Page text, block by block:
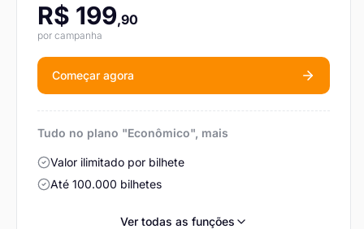
R$ 199,90
por campanha
Começar agora
Tudo no plano "Econômico", mais
Valor ilimitado por bilhete
Até 100.000 bilhetes
Ver todas as funções